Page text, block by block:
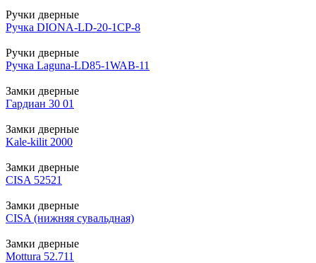
Ручки дверные
Ручка DIONA-LD-20-1CP-8
Ручки дверные
Ручка Laguna-LD85-1WAB-11
Замки дверные
Гардиан 30 01
Замки дверные
Kale-kilit 2000
Замки дверные
CISA 52521
Замки дверные
CISA (нижняя сувальдная)
Замки дверные
Mottura 52.711